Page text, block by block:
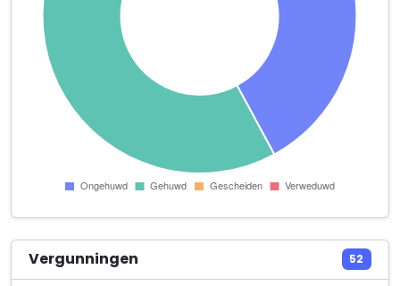
Lief Houtje
H.P. Prangsmalaan 20
Loopbaan Partners Nederland
Brinkhorsterweg 3
Damakkerweg 11
Maatschap Rap-Heijting
Apeldoornseweg 99
M. Goorhuis
Esserbroekweg 9
Vergunningen 52